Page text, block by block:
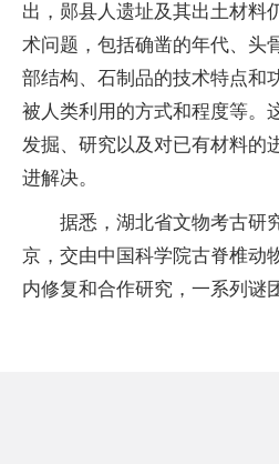
出，郧县人遗址及其出土材料
术问题，包括确凿的年代、头
部结构、石制品的技术特点和
被人类利用的方式和程度等。
发掘、研究以及对已有材料的
进解决。
据悉，湖北省文物考古研
京，交由中国科学院古脊椎动
内修复和合作研究，一系列谜